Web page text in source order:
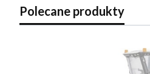
Polecane produkty